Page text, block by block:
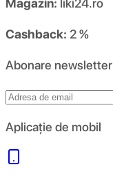
Magazin: liki24.ro
Cashback: 2 %
Abonare newsletter
Aplicație de mobil